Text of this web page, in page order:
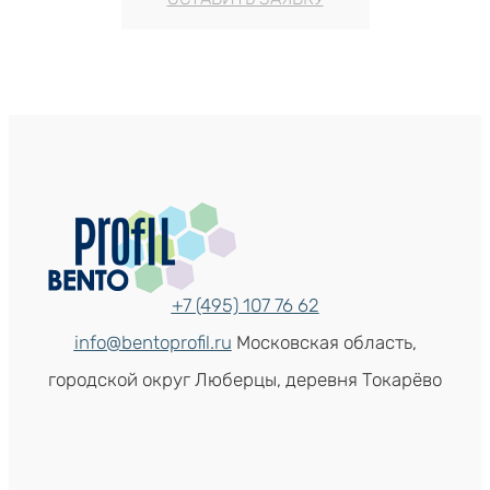
+7 (495) 107 76 62
info@bentoprofil.ru Московская область,
городской округ Люберцы, деревня Токарёво